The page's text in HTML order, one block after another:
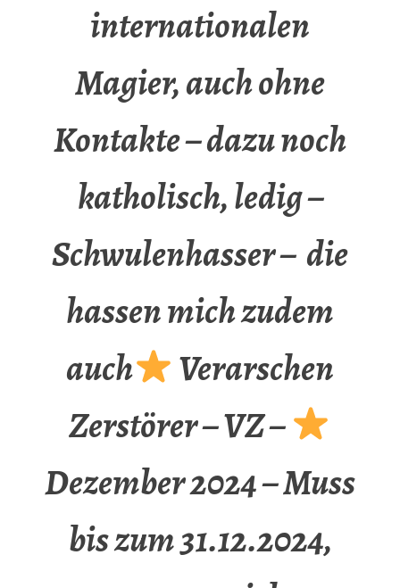
internationalen
Magier, auch ohne
Kontakte – dazu noch
katholisch, ledig –
Schwulenhasser – die
hassen mich zudem
auch
Verarschen
Zerstörer – VZ –
Dezember 2024 – Muss
bis zum 31.12.2024,